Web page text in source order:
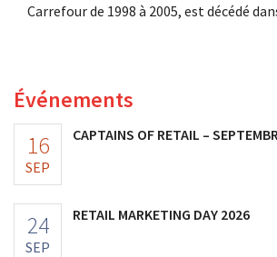
Carrefour de 1998 à 2005, est décédé
Événements
16
SEP
CAPTAINS OF RETAIL –
24
SEP
RETAIL MARKETING DAY 2026